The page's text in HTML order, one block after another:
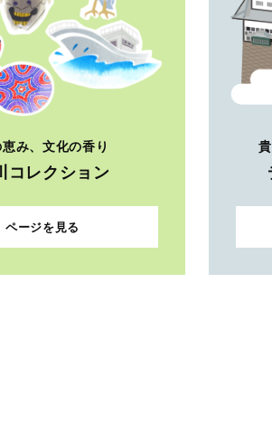
み、文化の香り
コレクション
ページを見る